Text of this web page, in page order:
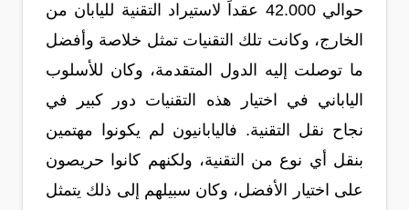
حوالي 42.000 عقداً لاستيراد التقنية لليابان من
الخارج، وكانت تلك التقنيات تمثل خلاصة وأفضل
ما توصلت إليه الدول المتقدمة، وكان للأسلوب
الياباني في اختيار هذه التقنيات دور كبير في
نجاح نقل التقنية. فاليابانيون لم يكونوا مهتمين
بنقل أي نوع من التقنية، ولكنهم كانوا حريصون
على اختيار الأفضل، وكان سبيلهم إلى ذلك يتمثل